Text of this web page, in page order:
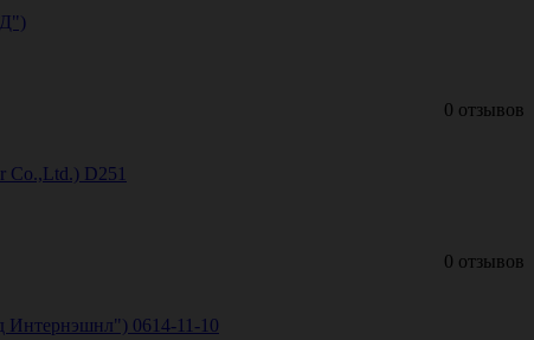
0 отзывов
Co.,Ltd.) D251
0 отзывов
Интернэшнл") 0614-11-10